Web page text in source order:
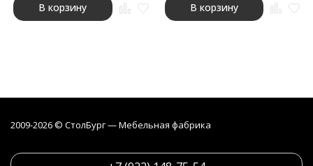
В корзину В корзину
2009-2026 © СтолБург — Мебeльная фабрика